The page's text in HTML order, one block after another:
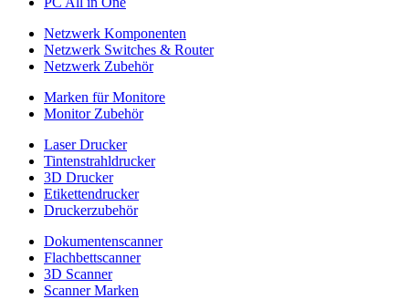
Netzwerk Komponenten
Netzwerk Switches & Router
Netzwerk Zubehör
Marken für Monitore
Monitor Zubehör
Laser Drucker
Tintenstrahldrucker
3D Drucker
Etikettendrucker
Druckerzubehör
Dokumentenscanner
Flachbettscanner
3D Scanner
Scanner Marken